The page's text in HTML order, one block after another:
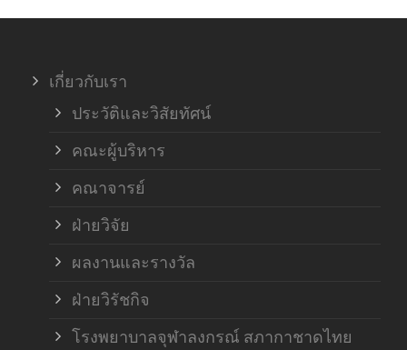
เกี่ยวกับเรา
ประวัติและวิสัยทัศน์
คณะผู้บริหาร
คณาจารย์
ฝ่ายวิจัย
ผลงานและรางวัล
ฝ่ายวิรัชกิจ
โรงพยาบาลจุฬาลงกรณ์ สภากาชาดไทย